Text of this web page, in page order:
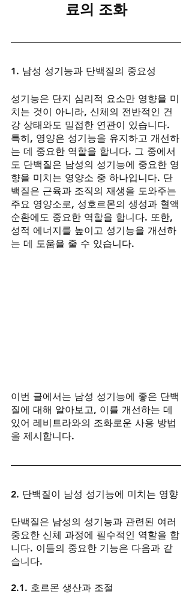
료의 조화
1. 남성 성기능과 단백질의 중요성
성기능은 단지 심리적 요소만 영향을 미
치는 것이 아니라, 신체의 전반적인 건
강 상태와도 밀접한 연관이 있습니다.
특히, 영양은 성기능을 유지하고 개선하
는 데 중요한 역할을 합니다. 그 중에서
도 단백질은 남성의 성기능에 중요한 영
향을 미치는 영양소 중 하나입니다. 단
백질은 근육과 조직의 재생을 도와주는
주요 영양소로, 성호르몬의 생성과 혈액
순환에도 중요한 역할을 합니다. 또한,
성적 에너지를 높이고 성기능을 개선하
는 데 도움을 줄 수 있습니다.
이번 글에서는 남성 성기능에 좋은 단백
질에 대해 알아보고, 이를 개선하는 데
있어 레비트라와의 조화로운 사용 방법
을 제시합니다.
2. 단백질이 남성 성기능에 미치는 영향
단백질은 남성의 성기능과 관련된 여러
중요한 신체 과정에 필수적인 역할을 합
니다. 이들의 중요한 기능은 다음과 같
습니다.
2.1. 호르몬 생산과 조절